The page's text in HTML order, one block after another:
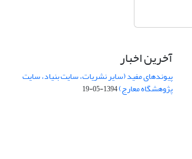
آخرین اخبار
پیوندهای مفید (سایر نشریات، سایت بنیاد، سایت
پژوهشگاه معارج)1394-05-19